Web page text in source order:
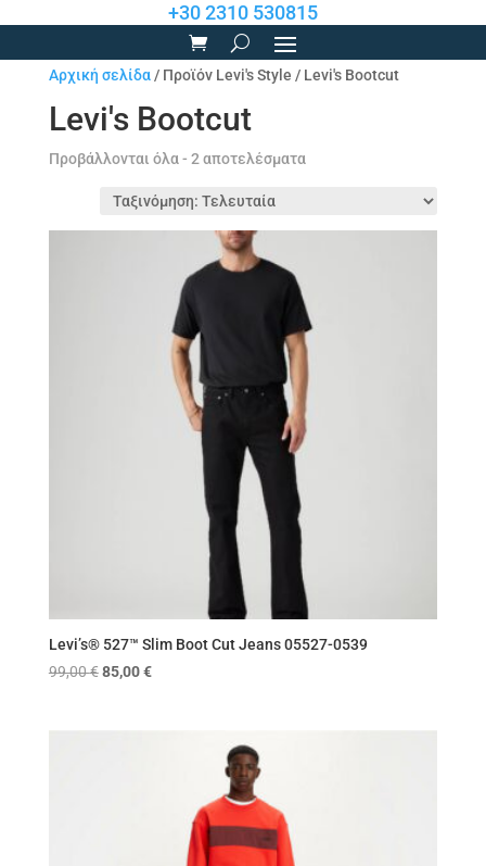
+30 2310 530815
Αρχική σελίδα/ Προϊόν Levi's Style / Levi's Bootcut
Levi's Bootcut
Προβάλλονται όλα - 2 αποτελέσματαSorted
Levi’s® 527™ Slim Boot Cut Jeans 05527-0539
99,00€ Original
85,00€Η